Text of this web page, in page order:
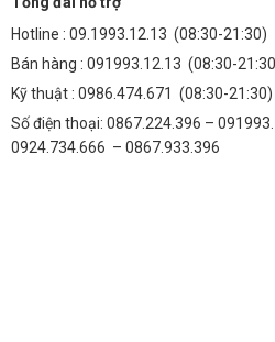
Hotline : 09.1993.12.13 (08:30-21:30)
Bán hàng : 091993.12.13 (08:30-
Kỹ thuật : 0986.474.671 (08:30-21:30)
Số điện thoại: 0867.224.396 –
0924.734.666 – 0867.933.396